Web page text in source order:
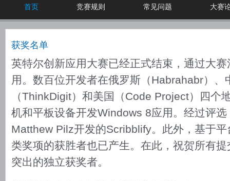
首页 竞赛规则 常见问题 大赛
获奖名单
英特尔创新应用大赛已经正式结束，通过大
用。数百位开发者在俄罗斯（Habrahabr）、
（ThinkDigit）和美国（Code Project）四个
机和平板设备开发Windows 8应用。经过评
Matthew Pilz开发的Scribblify。此外，基于
类奖项的获胜者也已产生。在此，祝贺所有
突出的独立获奖者。